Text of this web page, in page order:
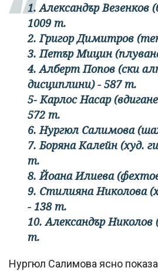
1. Александър Везенков
1009 т.
2. Григор Димитров
3. Петър Мицин
4. Алберт Попов (ски
дисциплини) - 587 т.
5- Карлос Насар
572 т.
6. Нургюл Салимова
7. Боряна Калейн (худ.
т.
8. Йоана Илиева
9. Стилияна Николова
- 138 т.
10. Александър Николов
т.
Нургюл Салимова ясно